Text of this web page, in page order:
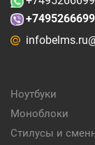
Ноутбуки
Моноблоки
Стилусы и